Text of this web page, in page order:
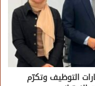
التوظيف وتكرّم